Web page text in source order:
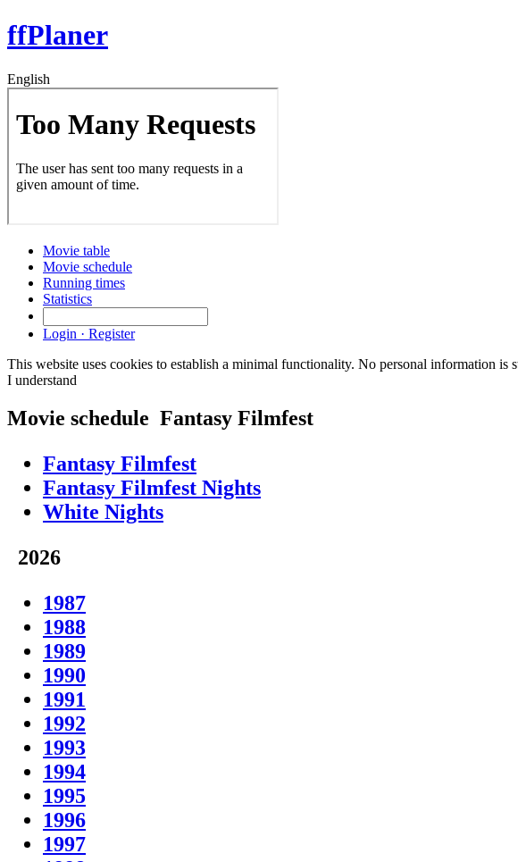
ffPlaner
English
Movie table
Movie schedule
Running times
Statistics
Login · Register
This website uses cookies to establish a minimal functionality. No personal information
I understand
Movie schedule Fantasy Filmfest
Fantasy Filmfest
Fantasy Filmfest Nights
White Nights
2026
1987
1988
1989
1990
1991
1992
1993
1994
1995
1996
1997